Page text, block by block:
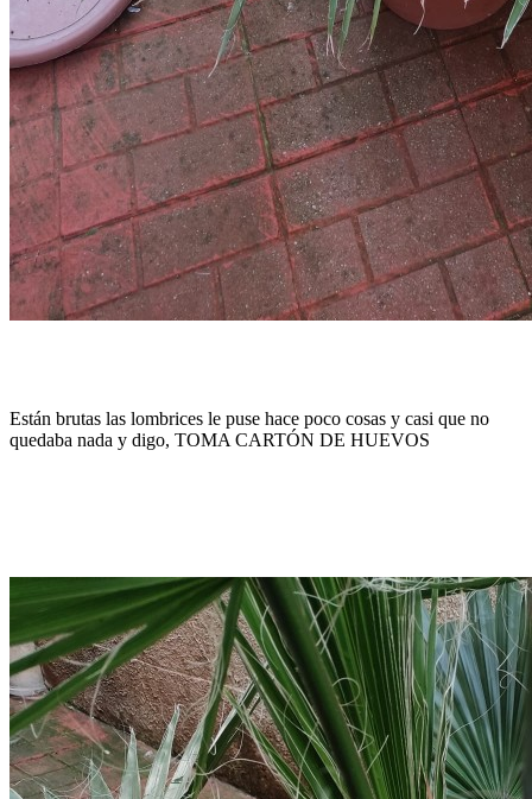
Están brutas las lombrices le puse hace poco cosas y casi que no
quedaba nada y digo, TOMA CARTÓN DE HUEVOS